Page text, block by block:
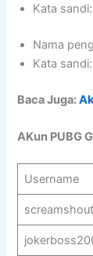
Kata
Nama
Kata
Baca Juga:
AKun PUBG
Username